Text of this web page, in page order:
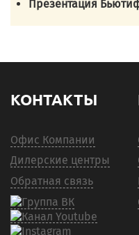
Презентация
КОНТАКТЫ
Офис Компании
Дилерские центры
Обратная связь